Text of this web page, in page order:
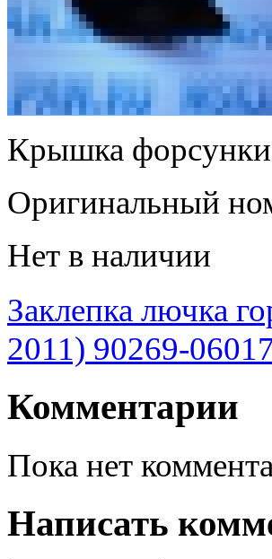
Крышка
Оригинальный
Нет в наличии
Заклепка лючка
2011) 90269-
Комментарии
Пока нет
Написать